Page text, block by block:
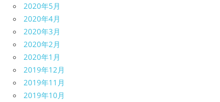
2020年5月
2020年4月
2020年3月
2020年2月
2020年1月
2019年12月
2019年11月
2019年10月